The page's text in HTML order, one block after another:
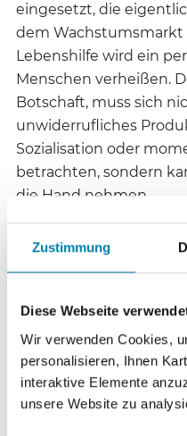
Zustimmung
Diese Webseite
Wir verwenden Cookies,
personalisieren, Ihnen
interaktive Elemente
unsere Website zu
eingesetzt, die
dem Wachstumsmarkt
Lebenshilfe wird ein
Menschen verheißen.
Botschaft, muss sich
unwiderrufliches
Sozialisation oder
betrachten, sondern
die Hand nehmen.
Angesichts dieser
Frage, wie mit den
umgegangen werden
Zusammenarbeit mit
veranstaltet die EZW
September 2006 in
Schwanenwerder